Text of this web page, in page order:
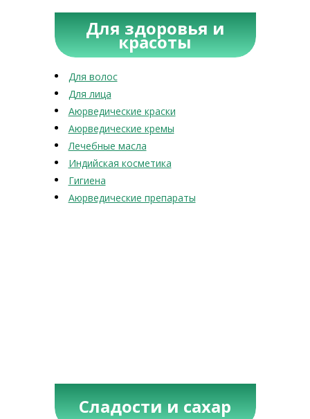
Для здоровья и
красоты
Для волос
Для лица
Аюрведические краски
Аюрведические кремы
Лечебные масла
Индийская косметика
Гигиена
Аюрведические препараты
Сладости и сахар